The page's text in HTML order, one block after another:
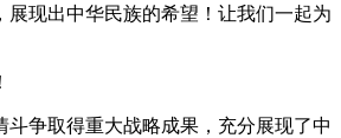
展现出中华民族的希望！让我们一起为
争取得重大战略成果，充分展现了中